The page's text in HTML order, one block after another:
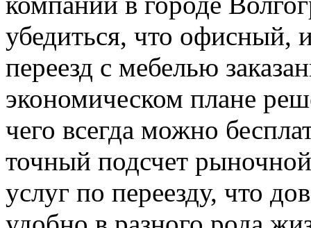
убедиться, что офисный,
переезд с мебелью
экономическом плане
чего всегда можно
точный подсчет
услуг по переезду, что